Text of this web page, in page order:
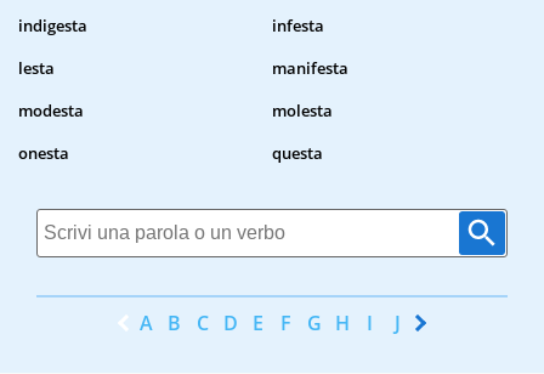
indigesta
infesta
lesta
manifesta
modesta
molesta
onesta
questa
A B C D E F G H I J K